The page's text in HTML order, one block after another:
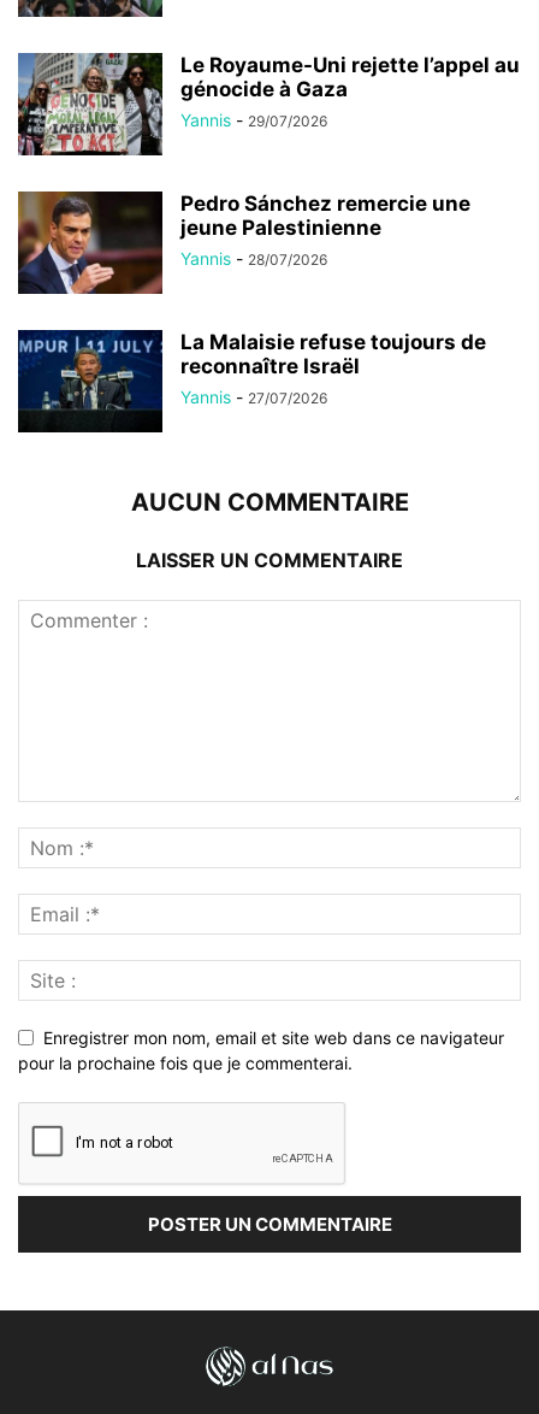
Le Royaume-Uni rejette l’appel au
génocide à Gaza
Yannis - 29/07/2026
Pedro Sánchez remercie une
jeune Palestinienne
Yannis - 28/07/2026
La Malaisie refuse toujours de
reconnaître Israël
Yannis - 27/07/2026
AUCUN COMMENTAIRE
LAISSER UN COMMENTAIRE
Enregistrer mon nom, email et site web dans ce navigateur
pour la prochaine fois que je commenterai.